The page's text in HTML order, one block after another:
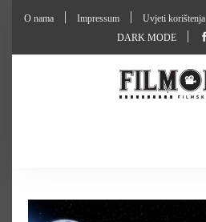
O nama Impressum Uvjeti korištenja
DARK MODE